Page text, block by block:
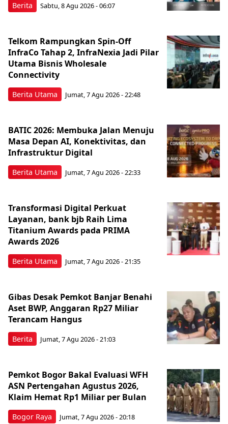
Berita Sabtu, 8 Agu 2026 - 06:07
Berita Utama
Telkom Rampungkan Spin-Off
InfraCo Tahap 2, InfraNexia Jadi Pilar
Utama Bisnis Wholesale
Connectivity
Jumat, 7 Agu 2026 - 22:48
Berita Utama
BATIC 2026: Membuka Jalan Menuju
Masa Depan AI, Konektivitas, dan
Infrastruktur Digital
Jumat, 7 Agu 2026 - 22:33
Berita Utama
Transformasi Digital Perkuat
Layanan, bank bjb Raih Lima
Titanium Awards pada PRIMA
Awards 2026
Jumat, 7 Agu 2026 - 21:35
Berita
Gibas Desak Pemkot Banjar Benahi
Aset BWP, Anggaran Rp27 Miliar
Terancam Hangus
Jumat, 7 Agu 2026 - 21:03
Bogor Raya
Pemkot Bogor Bakal Evaluasi WFH
ASN Pertengahan Agustus 2026,
Klaim Hemat Rp1 Miliar per Bulan
Jumat, 7 Agu 2026 - 20:18